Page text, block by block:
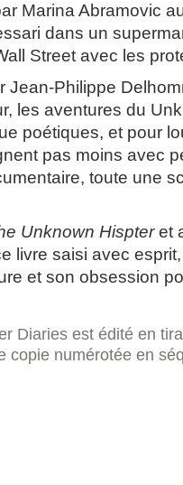
Marina Abramovic
dans un
Street avec les
Jean-Philippe
les aventures du
poétiques, et pour
pas moins avec
toute une
Unknown Hispteret
livre saisi avec
et son obsession
Diaries est édité en
copie numérotée en